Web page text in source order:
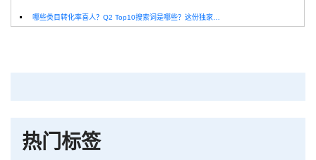
哪些类目转化率喜人？Q2 Top10搜索词是哪些？这份独家报告来解答！
热门标签